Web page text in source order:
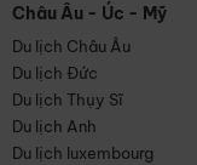
Châu Âu - Úc - Mỹ
Du lịch Châu Âu
Du lịch Đức
Du lịch Thụy Sĩ
Du lịch Anh
Du lịch luxembourg